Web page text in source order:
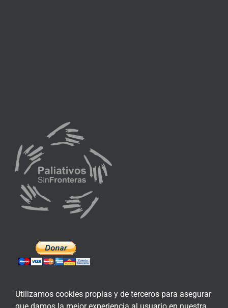
Utilizamos cookies propias y de terceros para asegurar